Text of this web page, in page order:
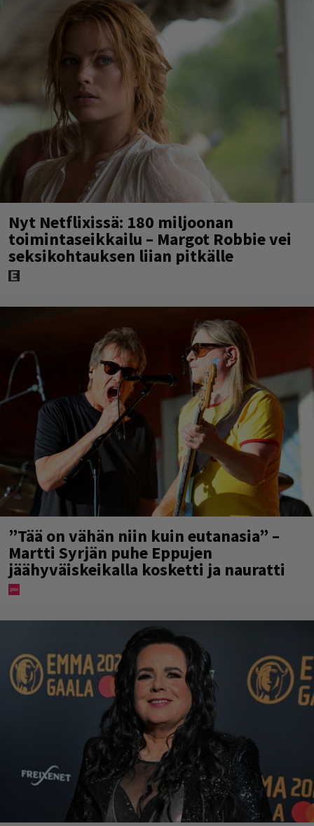
Nyt Netflixissä: 180 miljoonan
toimintaseikkailu – Margot Robbie vei
seksikohtauksen liian pitkälle
”Tää on vähän niin kuin eutanasia” –
Martti Syrjän puhe Eppujen
jäähyväiskeikalla kosketti ja nauratti